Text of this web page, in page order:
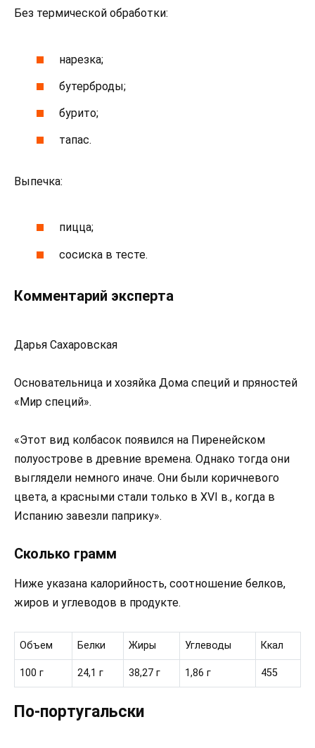
Без термической обработки:
нарезка;
бутерброды;
бурито;
тапас.
Выпечка:
пицца;
сосиска в тесте.
Комментарий эксперта
Дарья Сахаровская
Основательница и хозяйка Дома специй и пряностей
«Мир специй».
«Этот вид колбасок появился на Пиренейском
полуострове в древние времена. Однако тогда они
выглядели немного иначе. Они были коричневого
цвета, а красными стали только в XVI в., когда в
Испанию завезли паприку».
Сколько грамм
Ниже указана калорийность, соотношение белков,
жиров и углеводов в продукте.
Объем Белки Жиры Углеводы Ккал
100 г 24,1 г 38,27 г 1,86 г 455
По-португальски